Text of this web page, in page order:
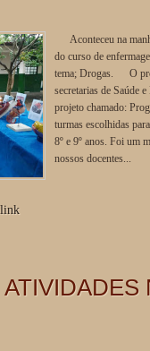
Aconteceu na
do curso de
tema; Drogas. O
secretarias de Saúde
projeto chamado:
turmas escolhidas
8º e 9º anos. Foi um
nossos docentes...